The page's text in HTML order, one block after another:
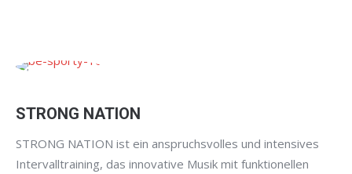
STRONG NATION
STRONG NATION ist ein anspruchsvolles und intensives
Intervalltraining, das innovative Musik mit funktionellen